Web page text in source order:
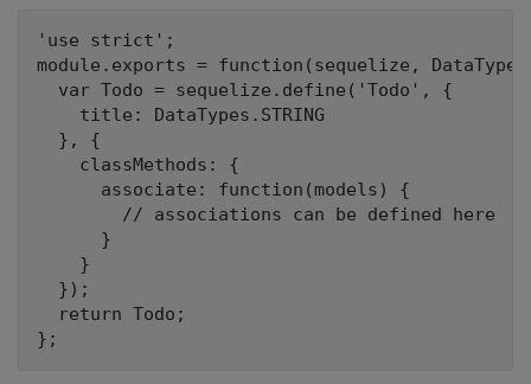
'use strict';
module.exports = function(sequelize,
  var Todo = sequelize.define('Todo', {
    title: DataTypes.STRING
  }, {
    classMethods: {
      associate: function(models) {
        // associations can be defined here
      }
    }
  });
  return Todo;